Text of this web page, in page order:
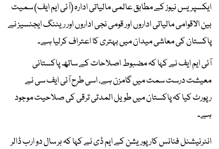
ایکسپریس نیوز کے مطابق عالمی مالیاتی ادارہ (آئی ایم ایف) سمیت
بین الاقوامی مالیاتی اداروں اور قومی نجی اداروں اور ریٹنگ ایجنسیز نے
پاکستان کی معاشی میدان میں بہتری کا اعتراف کرلیا ہے۔
آئی ایم ایف نے کہا کہ مضبوط اصلاحات کے ساتھ پاکستانی
معیشت درست سمت میں گامزن ہے، اسی طرح آئی ایف سی نے
رپورٹ کیا کہ پاکستان میں طویل المدتی ترقی کی صلاحیت موجود
ہے۔
انٹرنیشنل فنانس کارپوریشن کے ایم ڈی نے کہا کہ ہر سال دو ارب ڈالر